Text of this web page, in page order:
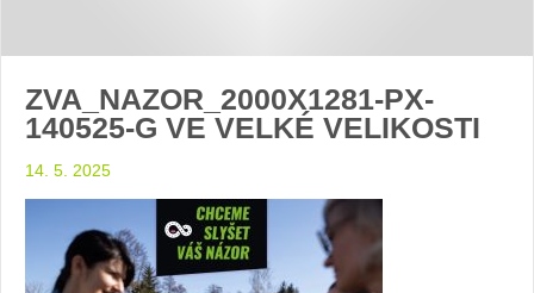
ZVA_NAZOR_2000X1281-PX-
140525-G VE VELKÉ VELIKOSTI
14. 5. 2025